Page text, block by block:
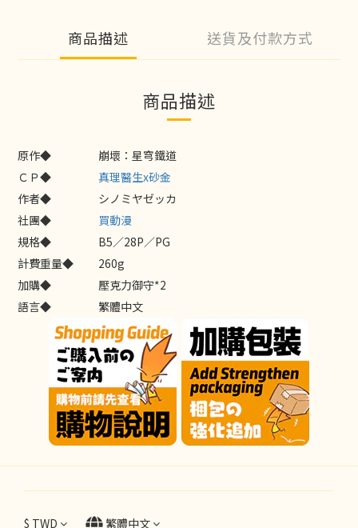
商品描述 送貨及付款方式
商品描述
原作◆
崩壞：星穹鐵道
ＣＰ◆
真理醫生x砂金
作者◆
シノミヤゼッカ
社團◆
買動漫
規格◆
B5／28P／PG
計費重量◆
260g
加購◆
壓克力御守*2
語言◆
繁體中文
$ TWD 繁體中文